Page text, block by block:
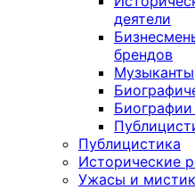
деятели
брендов
Музыканты
Публицистика
Исторические
Ужасы и